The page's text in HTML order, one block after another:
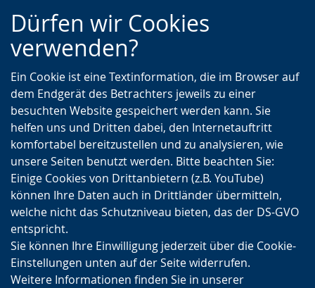
Zur
Hauptnavigation
Zur
Seitennavigation
Zum
Inhalt
Dürfen wir Cookies
verwenden?
Ein Cookie ist eine Textinformation, die im Browser auf
dem Endgerät des Betrachters jeweils zu einer
besuchten Website gespeichert werden kann. Sie
helfen uns und Dritten dabei, den Internetauftritt
komfortabel bereitzustellen und zu analysieren, wie
unsere Seiten benutzt werden. Bitte beachten Sie:
Einige Cookies von Drittanbietern (z.B. YouTube)
können Ihre Daten auch in Drittländer übermitteln,
welche nicht das Schutzniveau bieten, das der DS-GVO
entspricht.
Sie können Ihre Einwilligung jederzeit über die Cookie-
Einstellungen unten auf der Seite widerrufen.
Weitere Informationen finden Sie in unserer